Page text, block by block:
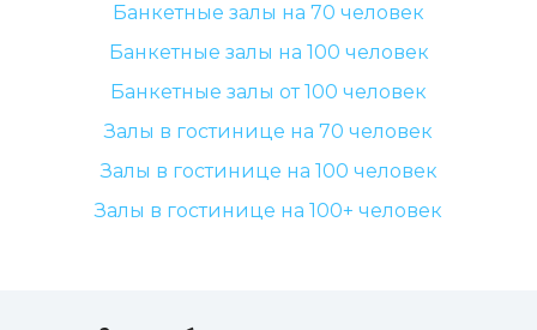
Банкетные залы на 70 человек
Банкетные залы на 100 человек
Банкетные залы от 100 человек
Залы в гостинице на 70 человек
Залы в гостинице на 100 человек
Залы в гостинице на 100+ человек